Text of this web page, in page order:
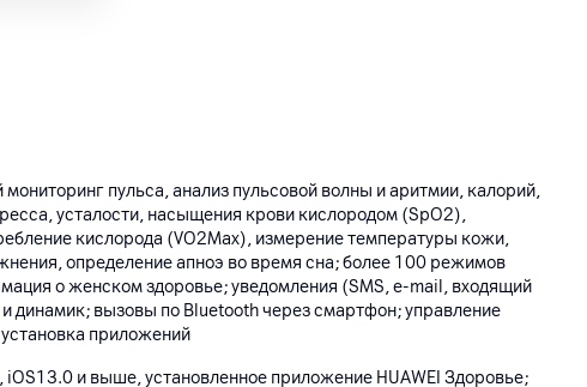
пульса, анализ пульсовой волны и аритмии, калорий,
усталости, насыщения крови кислородом (SpO2),
кислорода (VO2Max), измерение температуры кожи,
определение апноэ во время сна; более 100 режимов
о женском здоровье; уведомления (SMS, e-mail, входящий
динамик; вызовы по Bluetooth через смартфон; управление
приложений
и выше, установленное приложение HUAWEI Здоровье;